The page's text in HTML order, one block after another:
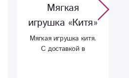
Мягкая
игрушка «Китя»
Мягкая игрушка китя.
С доставкой в